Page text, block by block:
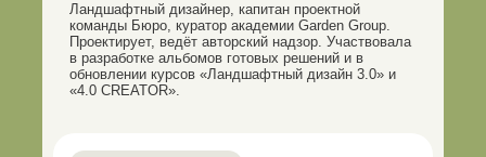
Ландшафтный дизайнер, капитан проектной
команды Бюро, куратор академии Garden Group.
Проектирует, ведёт авторский надзор. Участвовала
в разработке альбомов готовых решений и в
обновлении курсов «Ландшафтный дизайн 3.0» и
«4.0 CREATOR».